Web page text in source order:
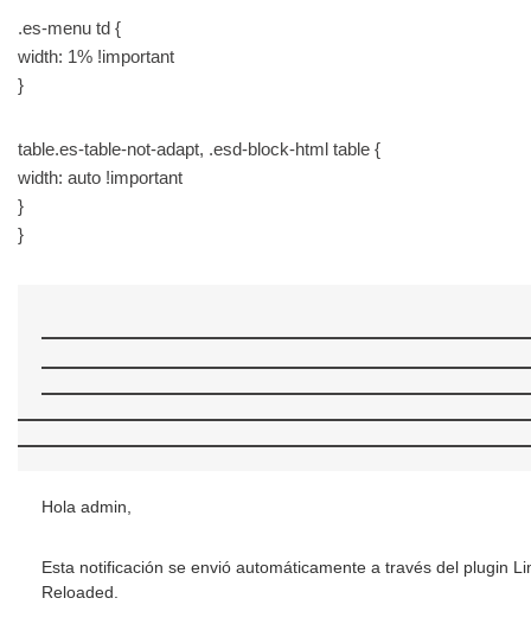
.es-menu td {
width: 1% !important
}
table.es-table-not-adapt, .esd-block-html table {
width: auto !important
}
}
Hola admin,
Esta notificación se envió automáticamente a través del plugin
Reloaded.